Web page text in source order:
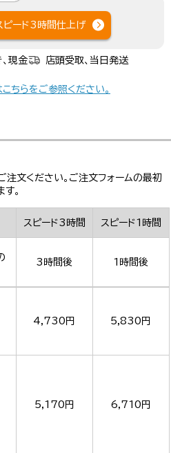
ピード3時間仕上げ
現金 店頭受取、当日発送
ちらをご参照ください。
文ください。ご注文フォームの最初
。
スピード3時間 スピード1時間
3時間後 1時間後
4,730円 5,830円
5,170円 6,710円